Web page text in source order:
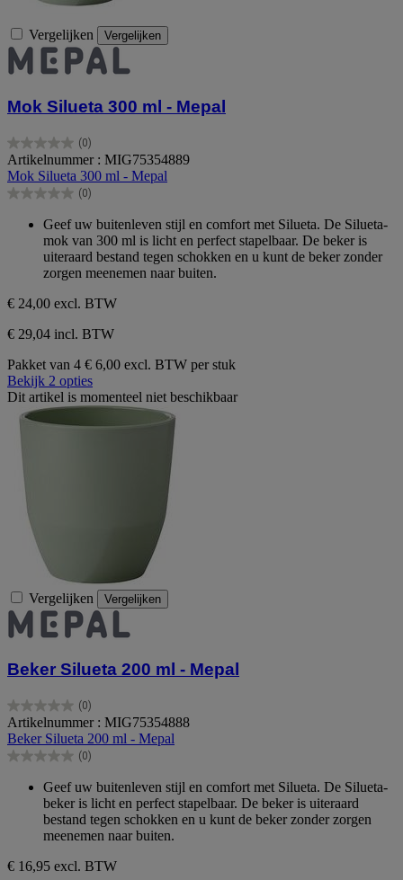
Vergelijken Vergelijken
Mok Silueta 300 ml - Mepal
(0)
0.0
van
de
5
Artikelnummer : MIG75354889
Mok Silueta 300 ml - Mepal
(0)
0.0
sterren.
Geef uw buitenleven stijl en comfort met Silueta. De Silueta-
mok van 300 ml is licht en perfect stapelbaar. De beker is
uiteraard bestand tegen schokken en u kunt de beker zonder
zorgen meenemen naar buiten.
€ 24,00 excl. BTW
€ 29,04 incl. BTW
Pakket van 4 € 6,00 excl. BTW per stuk
Bekijk 2 opties
Dit artikel is momenteel niet beschikbaar
Vergelijken Vergelijken
Beker Silueta 200 ml - Mepal
(0)
0.0
van
de
5
Artikelnummer : MIG75354888
Beker Silueta 200 ml - Mepal
(0)
0.0
sterren.
Geef uw buitenleven stijl en comfort met Silueta. De Silueta-
beker is licht en perfect stapelbaar. De beker is uiteraard
bestand tegen schokken en u kunt de beker zonder zorgen
meenemen naar buiten.
€ 16,95 excl. BTW